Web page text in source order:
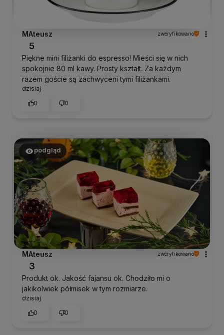
MAteusz zweryfikowano
5
Piękne mini filiżanki do espresso! Mieści się w nich
spokojnie 80 ml kawy. Prosty kształt. Za każdym
razem goście są zachwyceni tymi filiżankami.
dzisiaj
0
0
podgląd
MAteusz zweryfikowano
3
Produkt ok. Jakość fajansu ok. Chodziło mi o
jakikolwiek półmisek w tym rozmiarze.
dzisiaj
0
0